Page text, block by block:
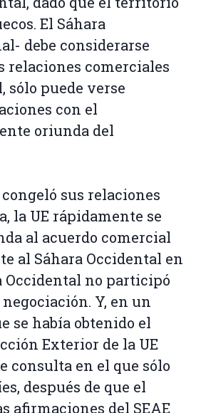
El Sáhara
debe considerarse
relaciones comerciales
sólo puede verse
con el
oriunda del
sus relaciones
la UE rápidamente se
al acuerdo comercial
al Sáhara Occidental en
Occidental no participó
Y, en un
se había obtenido el
Exterior de la UE
consulta en el que sólo
después de que el
afirmaciones del SEAE